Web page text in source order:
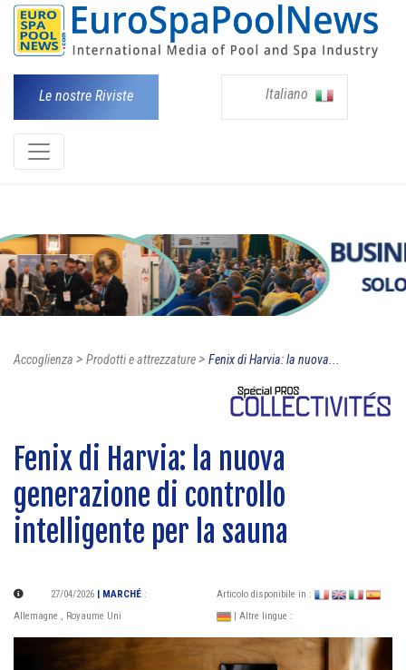
Le nostre Riviste Italiano
Accoglienza > Prodotti e attrezzature> Fenix di Harvia: la nuova...
Fenix di Harvia: la nuova
generazione di controllo
intelligente per la sauna
27/04/2026 | MARCHÉ :
Allemagne , Royaume Uni
Articolo disponibile in :
| Altre lingue :